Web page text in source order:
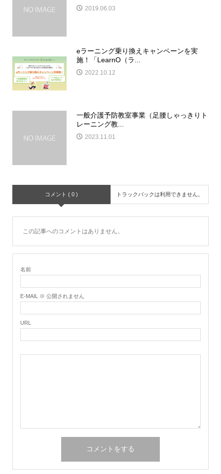
2019.06.03
eラーニング乗り換えキャンペーンを実
施！「LearnO（ラ...
2022.10.12
一般介護予防教室事業（足腰しゃっきりト
レーニング教...
2023.11.01
コメント ( 0 ) トラックバックは利用できません。
この記事へのコメントはありません。
名前
E-MAIL ※ 公開されません
URL